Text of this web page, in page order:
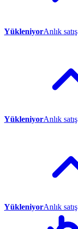
YükleniyorAnlık satış
YükleniyorAnlık satış
YükleniyorAnlık satış